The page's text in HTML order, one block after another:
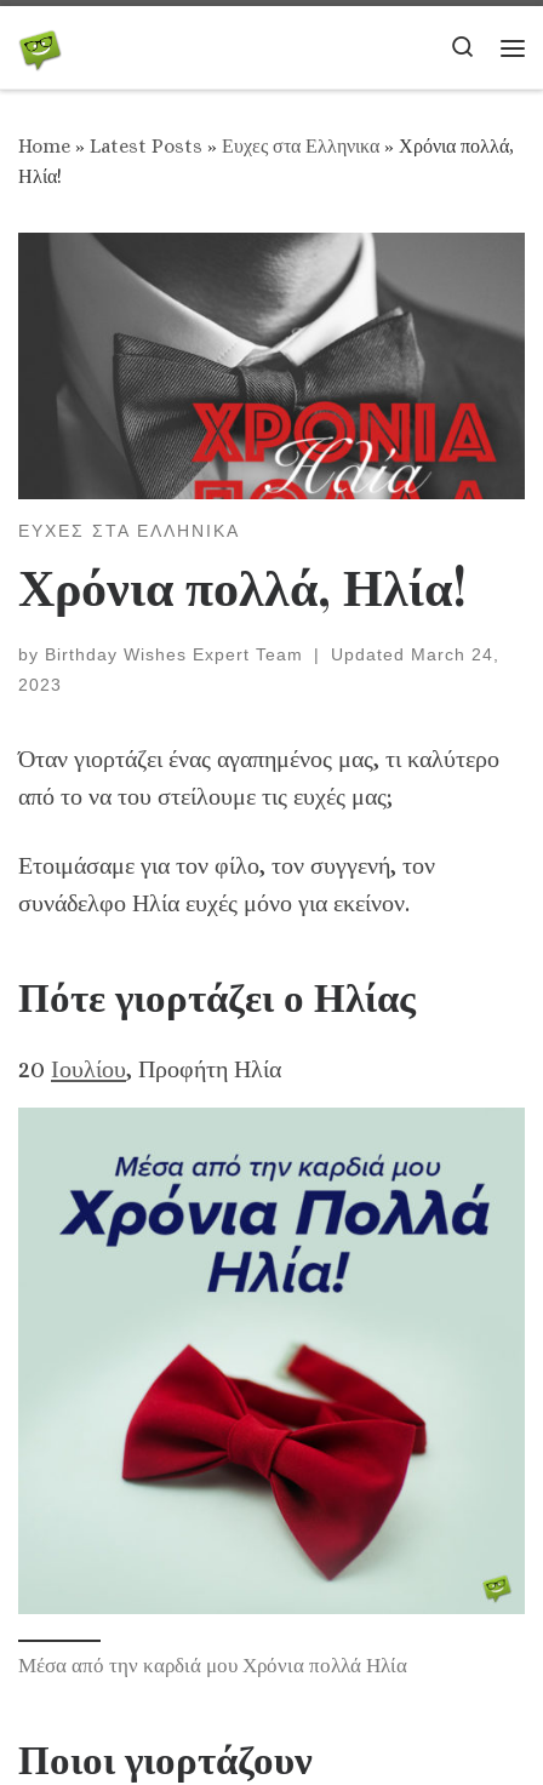
Skip to content
Search
Home » Latest Posts » Ευχες στα Ελληνικα » Χρόνια πολλά,
Ηλία!
ΕΥΧΕΣ ΣΤΑ ΕΛΛΗΝΙΚΑ
Χρόνια πολλά, Ηλία!
by Birthday Wishes Expert Team | Updated March 24,
2023
Όταν γιορτάζει ένας αγαπημένος μας, τι καλύτερο
από το να του στείλουμε τις ευχές μας;
Ετοιμάσαμε για τον φίλο, τον συγγενή, τον
συνάδελφο Ηλία ευχές μόνο για εκείνον.
Πότε γιορτάζει ο Ηλίας
20 Ιουλίου, Προφήτη Ηλία
Μέσα από την καρδιά μου Χρόνια πολλά Ηλία
Ποιοι γιορτάζουν